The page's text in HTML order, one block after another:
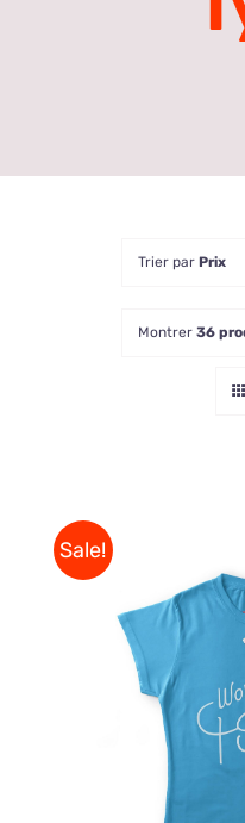
Trier par Prix
Montrer 36
Sale!